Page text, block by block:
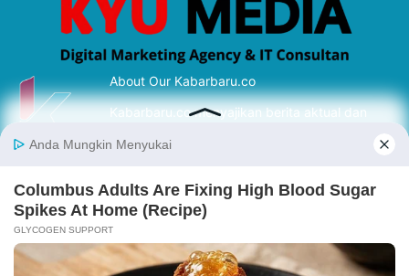
About Our Kabarbaru.co
Kabarbaru.co menyajikan berita aktual dan
serta terverifikasi dari sumber yang tepat.
Follow Kabarbaru